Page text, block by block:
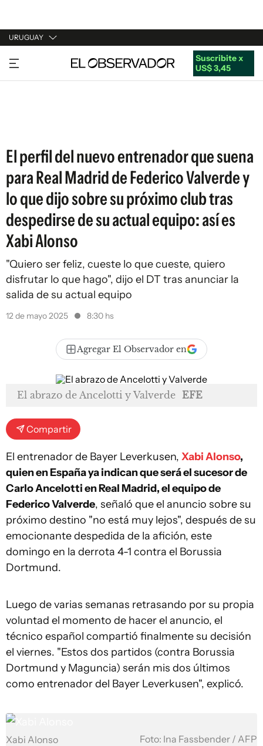
URUGUAY
URUGUAY
ARGENTINA
Suscribite x
US$ 3,45
El perfil del nuevo entrenador que suena
para Real Madrid de Federico Valverde y
lo que dijo sobre su próximo club tras
despedirse de su actual equipo: así es
Xabi Alonso
"Quiero ser feliz, cueste lo que cueste, quiero
disfrutar lo que hago", dijo el DT tras anunciar la
salida de su actual equipo
12 de mayo 2025 8:30 hs
Agregar El Observador en
El abrazo de Ancelotti y Valverde EFE
Compartir
El entrenador de Bayer Leverkusen, Xabi Alonso,
quien en España ya indican que será el sucesor de
Carlo Ancelotti en Real Madrid, el equipo de
Federico Valverde, señaló que el anuncio sobre su
próximo destino "no está muy lejos", después de su
emocionante despedida de la afición, este
domingo en la derrota 4-1 contra el Borussia
Dortmund.
Luego de varias semanas retrasando por su propia
voluntad el momento de hacer el anuncio, el
técnico español compartió finalmente su decisión
el viernes. "Estos dos partidos (contra Borussia
Dortmund y Maguncia) serán mis dos últimos
como entrenador del Bayer Leverkusen", explicó.
Xabi Alonso Foto: Ina Fassbender / AFP